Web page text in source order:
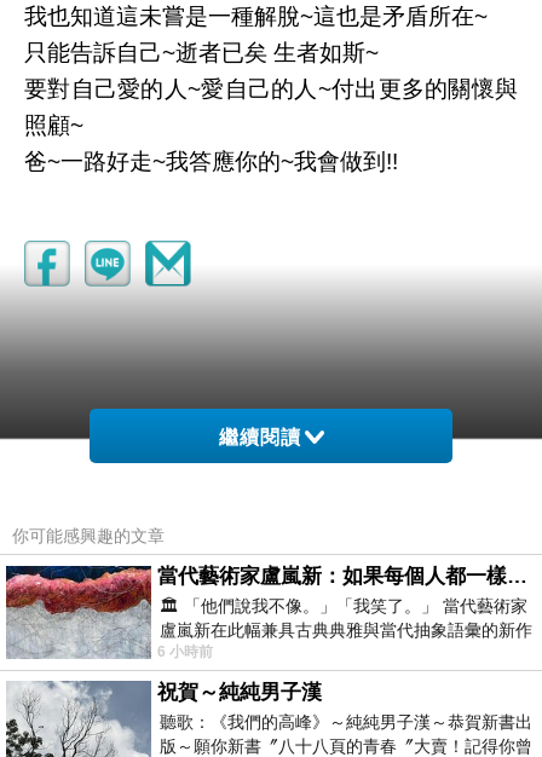
我也知道這未嘗是一種解脫~這也是矛盾所在~
只能告訴自己~逝者已矣 生者如斯~
要對自己愛的人~愛自己的人~付出更多的關懷與
照顧~
爸~一路好走~我答應你的~我會做到!!
(悄悄話)
2023-01-26 22:32:38
(悄悄話)
2022-12-08 23:38:47
繼續閱讀
你可能感興趣的文章
當代藝術家盧嵐新：如果每個人都一樣，這世界該有多無聊？
🏛️ 「他們說我不像。」「我笑了。」 當代藝術家
盧嵐新在此幅兼具古典典雅與當代抽象語彙的新作
中，以沈靜的藍色空間為背景，描繪了
6 小時前
祝賀～純純男子漢
聽歌：《我們的高峰》～純純男子漢～恭賀新書出
版～願你新書〞八十八頁的青春〞大賣！記得你曾